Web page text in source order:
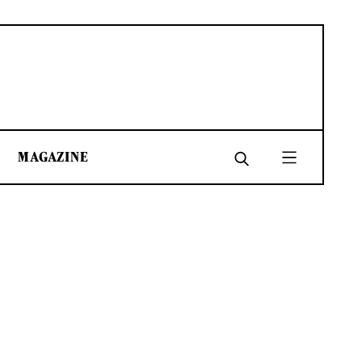
MAGAZINE